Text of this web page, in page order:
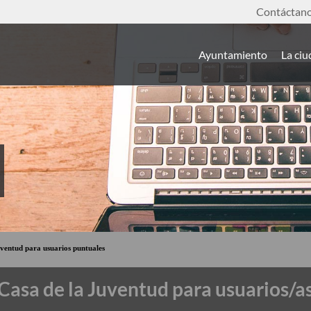
Ayuntamiento La
para usuarios puntuales
de la Juventud para usuarios/